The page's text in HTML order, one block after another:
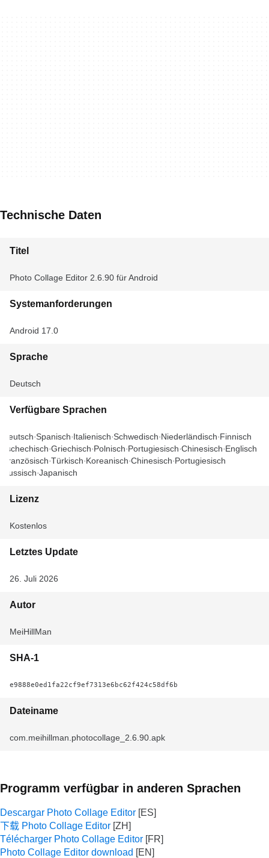
Technische Daten
Titel
Photo Collage Editor 2.6.90 für Android
Systemanforderungen
Android 17.0
Sprache
Deutsch
Verfügbare Sprachen
Deutsch Spanisch Italienisch Schwedisch Niederländisch Finnisch
Tschechisch Griechisch Polnisch Portugiesisch Chinesisch Englisch
Französisch Türkisch Koreanisch Chinesisch Portugiesisch
Russisch Japanisch
Lizenz
Kostenlos
Letztes Update
26. Juli 2026
Autor
MeiHillMan
SHA-1
e9888e0ed1fa22cf9ef7313e6bc62f424c58df6b
Dateiname
com.meihillman.photocollage_2.6.90.apk
Programm verfügbar in anderen Sprachen
Descargar Photo Collage Editor
下载 Photo Collage Editor
Télécharger Photo Collage Editor
Photo Collage Editor download